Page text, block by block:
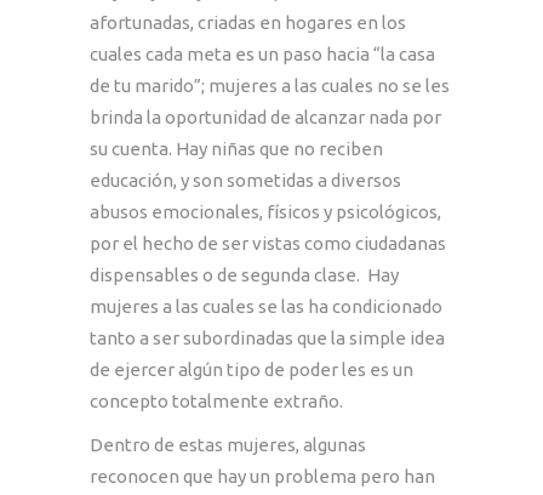
afortunadas, criadas en hogares en los
cuales cada meta es un paso hacia “la casa
de tu marido”; mujeres a las cuales no se les
brinda la oportunidad de alcanzar nada por
su cuenta. Hay niñas que no reciben
educación, y son sometidas a diversos
abusos emocionales, físicos y psicológicos,
por el hecho de ser vistas como ciudadanas
dispensables o de segunda clase. Hay
mujeres a las cuales se las ha condicionado
tanto a ser subordinadas que la simple idea
de ejercer algún tipo de poder les es un
concepto totalmente extraño.
Dentro de estas mujeres, algunas
reconocen que hay un problema pero han